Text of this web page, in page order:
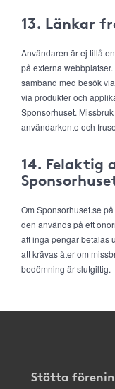
13. Länkar
Användaren är ej
på externa
samband med besök
via produkter och
Sponsorhuset.
användarkonto och
14. Felaktig
Om Sponsorhuset.se
den används på ett
att inga pengar betalas
att krävas åter om
bedömning är slutgiltig.
Stötta